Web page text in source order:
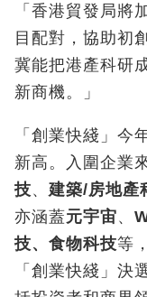
「香港貿發局將
目配對，協助初
冀能把港產科研
新商機。」
「創業快綫」今
新高。入圍企業
技、 建築/房地產
亦涵蓋元宇宙、
技、食物科技等
「創業快綫」決